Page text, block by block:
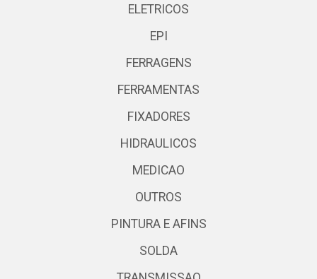
ELETRICOS
EPI
FERRAGENS
FERRAMENTAS
FIXADORES
HIDRAULICOS
MEDICAO
OUTROS
PINTURA E AFINS
SOLDA